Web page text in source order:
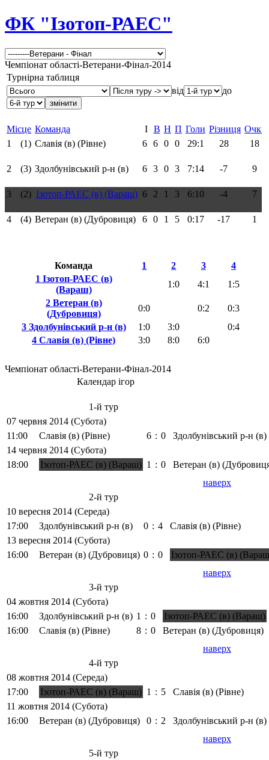
ФК "Ізотоп-РАЕС"
Чемпіонат області-Ветерани-Фінал-2014
Турнірна таблиця
від
до
Місце Команда І В Н П Голи Різниця Очки
1
(1) Славія (в) (Рівне) 6 6 0 0 29:1 28 18
2 (3) Здолбунівський р-н (в) 6 3 0 3 7:14 -7 9
3 (2) Ізотоп-РАЕС (в) (Вараш) 6 2 1 3 6:10 -4 7
4 (4) Ветеран (в) (Дубровиця) 6 0 1 5 0:17 -17 1
Команда 1 2 3
4
1 Ізотоп-РАЕС (в)
(Вараш)
1:0 4:1
1:5
2 Ветеран (в)
(Дубровиця)
0:0 0:2
0:3
3 Здолбунівський р-н (в)
1:0 3:0
0:4
4 Славія (в) (Рівне)
3:0 8:0 6:0
Чемпіонат області-Ветерани-Фінал-2014
Календар ігор
1-й тур
07 червня 2014 (Субота)
11:00
Славія (в) (Рівне) 6 : 0
Здолбунівський р-н (в)
14 червня 2014 (Субота)
18:00
Ізотоп-РАЕС (в) (Вараш) 1 : 0
Ветеран (в)
наверх
2-й тур
10 вересня 2014 (Середа)
17:00
Здолбунівський р-н (в) 0 : 4
Славія (в) (Рівне)
13 вересня 2014 (Субота)
16:00
Ветеран (в) (Дубровиця) 0 : 0
Ізотоп-РАЕС (в)
наверх
3-й тур
04 жовтня 2014 (Субота)
16:00
Здолбунівський р-н (в) 1 : 0
Ізотоп-РАЕС (в) (Вараш)
16:00
Славія (в) (Рівне) 8 : 0
Ветеран (в) (Дубровиця)
наверх
4-й тур
08 жовтня 2014 (Середа)
17:00
Ізотоп-РАЕС (в) (Вараш) 1 : 5
Славія (в) (Рівне)
11 жовтня 2014 (Субота)
16:00
Ветеран (в) (Дубровиця) 0 : 2
Здолбунівський р-н (в)
наверх
5-й тур